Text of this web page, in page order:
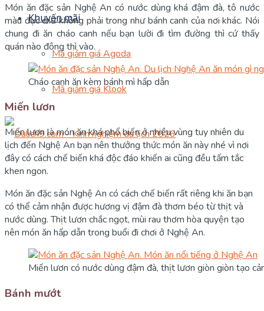
Khuyến mãi
Mã giảm giá Agoda
Mã giảm giá Klook
Món ăn đặc sản Nghệ An có nước dùng khá đậm đà, tô nước
màu đục chứ không phải trong như bánh canh của nơi khác. Nói
chung đi ăn cháo canh nếu bạn lười đi tìm đường thì cứ thấy
quán nào đông thì vào.
Cháo canh ăn kèm bánh mì hấp dẫn
Miến lươn
Miến lươn là món ăn khá phổ biến ở nhiều vùng tuy nhiên du
lịch đến Nghệ An bạn nên thưởng thức món ăn này nhé vì nơi
đây có cách chế biến khá độc đáo khiến ai cũng đều tấm tắc
khen ngon.
Món ăn đặc sản Nghệ An có cách chế biến rất riêng khi ăn bạn
có thể cảm nhận được hương vị đậm đà thơm béo từ thịt và
nước dùng. Thịt lươn chắc ngọt, mùi rau thơm hòa quyện tạo
nên món ăn hấp dẫn trong buổi đi chơi ở Nghệ An.
Miến lươn có nước dùng đậm đà, thịt lươn giòn giòn tạo
Bánh mướt